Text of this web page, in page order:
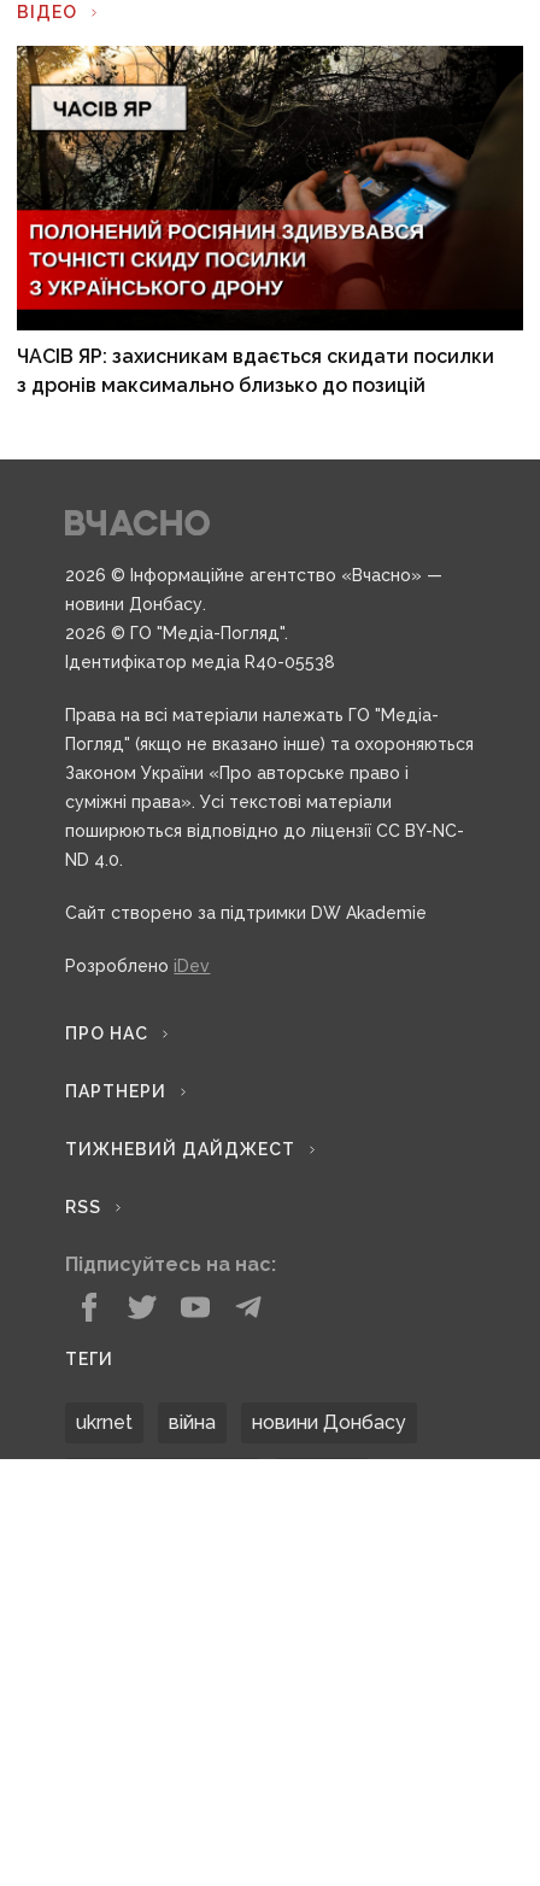
ВІДЕО
ЧАСІВ ЯР: захисникам вдається скидати посилки
з дронів максимально близько до позицій
2026 © Інформаційне агентство «Вчасно» —
новини Донбасу.
2026 © ГО "Медіа-Погляд".
Ідентифікатор медіа R40-05538
Права на всі матеріали належать ГО "Медіа-
Погляд" (якщо не вказано інше) та охороняються
Законом України «Про авторське право і
суміжні права». Усі текстові матеріали
поширюються відповідно до ліцензії CC BY-NC-
ND 4.0.
Сайт створено за підтримки DW Akademie
Розроблено iDev
ПРО НАС
ПАРТНЕРИ
ТИЖНЕВИЙ ДАЙДЖЕСТ
RSS
Підписуйтесь на нас:
ТЕГИ
ukrnet війна новини Донбасу